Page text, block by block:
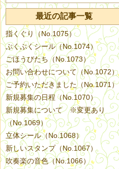
最近の記事一覧
指くぐり（No.1075）
ぷくぷくシール（No.1074）
ごほうびたち（No.1073）
お問い合わせについて（No.1072）
ご予約いただきました（No.1071）
新規募集の日程（No.1070）
新規募集について ※変更あり
（No.1069）
立体シール（No.1068）
新しいスタンプ（No.1067）
吹奏楽の音色（No.1066）